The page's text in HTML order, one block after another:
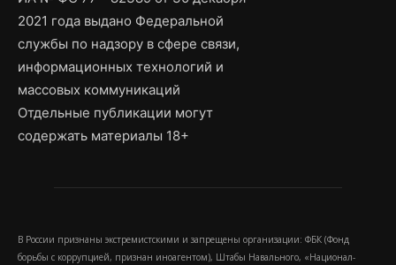
2021 года выдано Федеральной
службы по надзору в сфере связи,
информационных технологий и
массовых коммуникаций
Отдельные публикации могут
содержать материалы 18+
В России признаны экстремистскими и запрещены организации: ФБК (Фонд
борьбы с коррупцией, признан иноагентом), Штабы Навального, «Национал-